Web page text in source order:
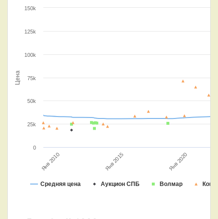
Цена
Средняя цена Аукцион СПБ Волмар
Янв 2010 Янв 2020
Янв 2015
0
25k
50k
75k
100k
125k
150k